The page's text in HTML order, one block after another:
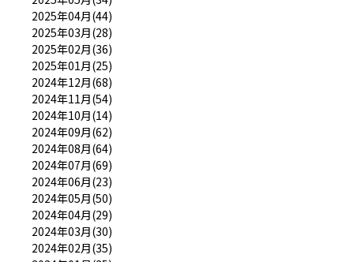
2025年04月(44)
2025年03月(28)
2025年02月(36)
2025年01月(25)
2024年12月(68)
2024年11月(54)
2024年10月(14)
2024年09月(62)
2024年08月(64)
2024年07月(69)
2024年06月(23)
2024年05月(50)
2024年04月(29)
2024年03月(30)
2024年02月(35)